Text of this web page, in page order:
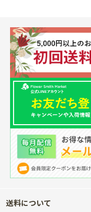
送料について